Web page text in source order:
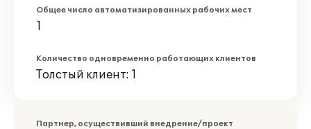
Общее число автоматизированных рабочих мест
1
Количество одновременно работающих клиентов
Толстый клиент: 1
Партнер, осуществивший внедрение/проект